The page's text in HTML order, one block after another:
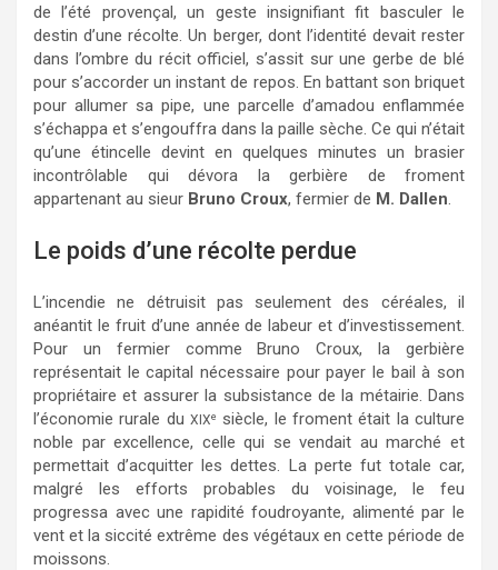
b
o
o
t
e
r
l
de l’été provençal, un geste insignifiant fit basculer le
destin d’une récolte. Un berger, dont l’identité devait rester
dans l’ombre du récit officiel, s’assit sur une gerbe de blé
pour s’accorder un instant de repos. En battant son briquet
pour allumer sa pipe, une parcelle d’amadou enflammée
s’échappa et s’engouffra dans la paille sèche. Ce qui n’était
qu’une étincelle devint en quelques minutes un brasier
incontrôlable qui dévora la gerbière de froment
appartenant au sieur Bruno Croux, fermier de M. Dallen.
Le poids d’une récolte perdue
L’incendie ne détruisit pas seulement des céréales, il
anéantit le fruit d’une année de labeur et d’investissement.
Pour un fermier comme Bruno Croux, la gerbière
représentait le capital nécessaire pour payer le bail à son
propriétaire et assurer la subsistance de la métairie. Dans
l’économie rurale du XIXe
siècle, le froment était la culture
noble par excellence, celle qui se vendait au marché et
permettait d’acquitter les dettes. La perte fut totale car,
malgré les efforts probables du voisinage, le feu
progressa avec une rapidité foudroyante, alimenté par le
vent et la siccité extrême des végétaux en cette période de
moissons.